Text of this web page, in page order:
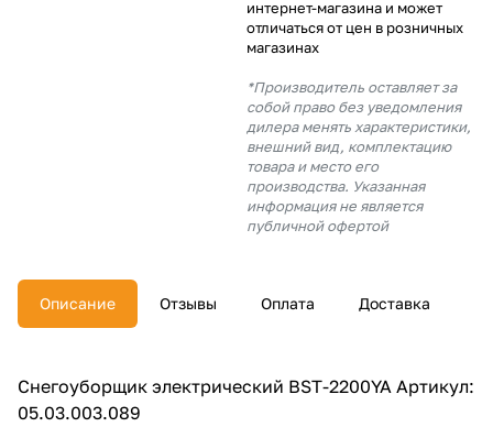
интернет-магазина и может
отличаться от цен в розничных
магазинах
*Производитель оставляет за
собой право без уведомления
дилера менять характеристики,
внешний вид, комплектацию
товара и место его
производства. Указанная
информация не является
публичной офертой
Описание Отзывы Оплата Доставка
Снегоуборщик электрический BST-2200YA Артикул:
05.03.003.089
% будут
с вашей карты
раз в 2
недели